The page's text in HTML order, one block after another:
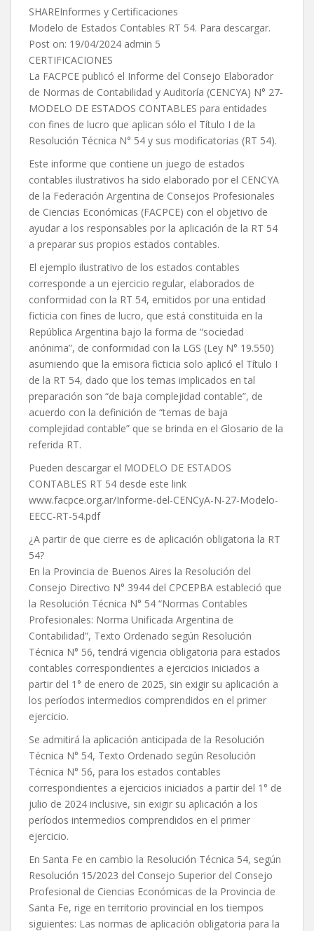
SHAREInformes y Certificaciones
Modelo de Estados Contables RT 54. Para descargar.
Post on: 19/04/2024 admin 5
CERTIFICACIONES
La FACPCE publicó el Informe del Consejo Elaborador
de Normas de Contabilidad y Auditoría (CENCYA) N° 27-
MODELO DE ESTADOS CONTABLES para entidades
con fines de lucro que aplican sólo el Título I de la
Resolución Técnica N° 54 y sus modificatorias (RT 54).
Este informe que contiene un juego de estados
contables ilustrativos ha sido elaborado por el CENCYA
de la Federación Argentina de Consejos Profesionales
de Ciencias Económicas (FACPCE) con el objetivo de
ayudar a los responsables por la aplicación de la RT 54
a preparar sus propios estados contables.
El ejemplo ilustrativo de los estados contables
corresponde a un ejercicio regular, elaborados de
conformidad con la RT 54, emitidos por una entidad
ficticia con fines de lucro, que está constituida en la
República Argentina bajo la forma de “sociedad
anónima”, de conformidad con la LGS (Ley N° 19.550)
asumiendo que la emisora ficticia solo aplicó el Título I
de la RT 54, dado que los temas implicados en tal
preparación son “de baja complejidad contable”, de
acuerdo con la definición de “temas de baja
complejidad contable” que se brinda en el Glosario de la
referida RT.
Pueden descargar el MODELO DE ESTADOS
CONTABLES RT 54 desde este link
www.facpce.org.ar/Informe-del-CENCyA-N-27-Modelo-
EECC-RT-54.pdf
¿A partir de que cierre es de aplicación obligatoria la RT
54?
En la Provincia de Buenos Aires la Resolución del
Consejo Directivo N° 3944 del CPCEPBA estableció que
la Resolución Técnica N° 54 “Normas Contables
Profesionales: Norma Unificada Argentina de
Contabilidad”, Texto Ordenado según Resolución
Técnica N° 56, tendrá vigencia obligatoria para estados
contables correspondientes a ejercicios iniciados a
partir del 1° de enero de 2025, sin exigir su aplicación a
los períodos intermedios comprendidos en el primer
ejercicio.
Se admitirá la aplicación anticipada de la Resolución
Técnica N° 54, Texto Ordenado según Resolución
Técnica N° 56, para los estados contables
correspondientes a ejercicios iniciados a partir del 1° de
julio de 2024 inclusive, sin exigir su aplicación a los
períodos intermedios comprendidos en el primer
ejercicio.
En Santa Fe en cambio la Resolución Técnica 54, según
Resolución 15/2023 del Consejo Superior del Consejo
Profesional de Ciencias Económicas de la Provincia de
Santa Fe, rige en territorio provincial en los tiempos
siguientes: Las normas de aplicación obligatoria para la